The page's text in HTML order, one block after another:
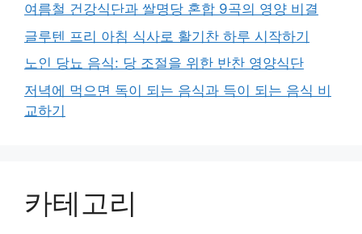
여름철 건강식단과 쌀명당 혼합 9곡의 영양 비결
글루텐 프리 아침 식사로 활기찬 하루 시작하기
노인 당뇨 음식: 당 조절을 위한 반찬 영양식단
저녁에 먹으면 독이 되는 음식과 득이 되는 음식 비
교하기
카테고리